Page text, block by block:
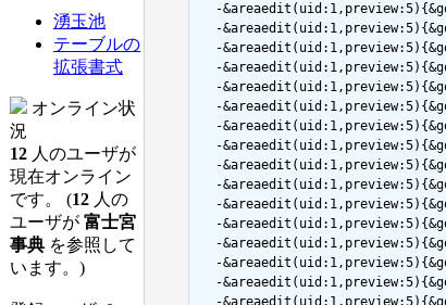
湧玉池
テーブルの
拡張書式
オンライン状
況
12 人のユーザが
現在オンライン
です。 (12 人の
ユーザが 富士宮
事典 を参照して
います。)
-
-
-
-
-
-
-
-
-
-
-
-
-
-
-
-